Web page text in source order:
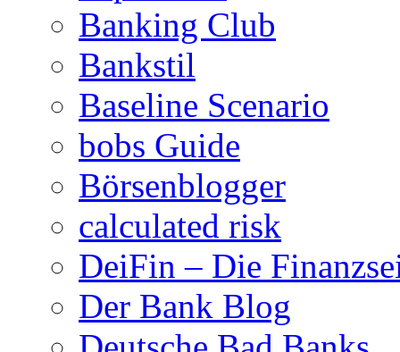
Banking Club
Bankstil
Baseline Scenario
bobs Guide
Börsenblogger
calculated risk
DeiFin – Die
Der Bank Blog